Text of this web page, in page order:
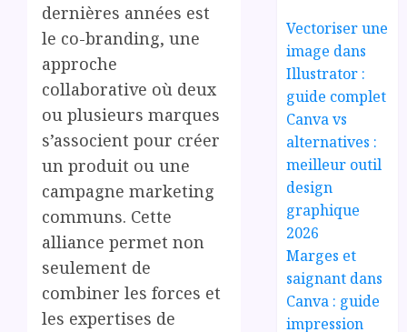
dernières années est
le co-branding, une
approche
collaborative où deux
ou plusieurs marques
s’associent pour créer
un produit ou une
campagne marketing
communs. Cette
alliance permet non
seulement de
combiner les forces et
les expertises de
Vectoriser une
image dans
Illustrator :
guide complet
Canva vs
alternatives :
meilleur outil
design
graphique
2026
Marges et
saignant dans
Canva : guide
impression